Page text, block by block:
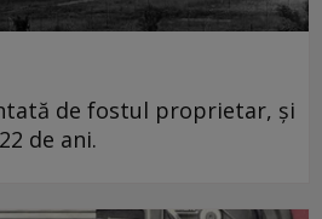
de fostul proprietar, și
de ani.